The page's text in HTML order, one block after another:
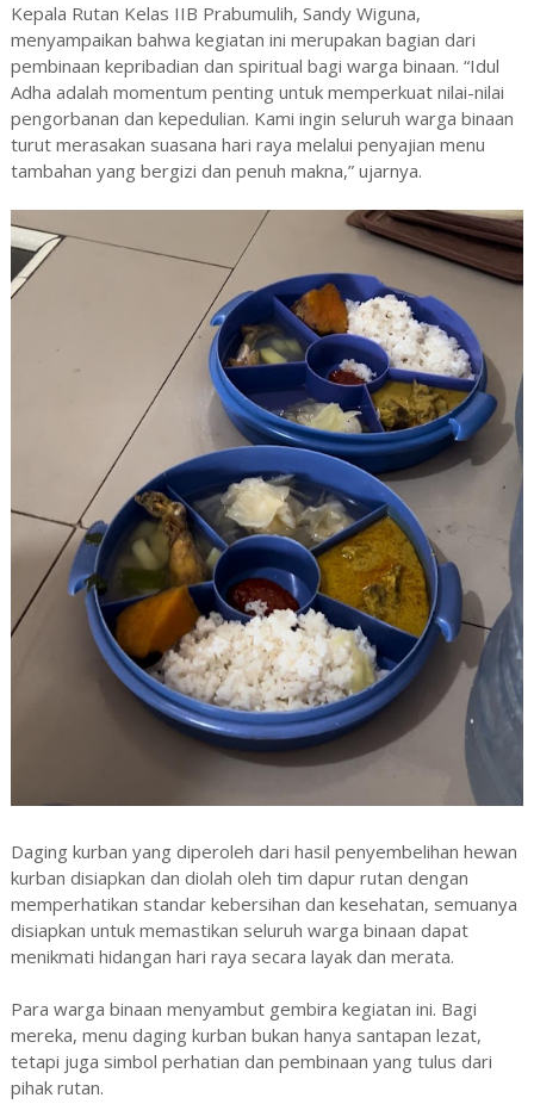
Kepala Rutan Kelas IIB Prabumulih, Sandy Wiguna,
menyampaikan bahwa kegiatan ini merupakan bagian dari
pembinaan kepribadian dan spiritual bagi warga binaan. “Idul
Adha adalah momentum penting untuk memperkuat nilai-nilai
pengorbanan dan kepedulian. Kami ingin seluruh warga binaan
turut merasakan suasana hari raya melalui penyajian menu
tambahan yang bergizi dan penuh makna,” ujarnya.
Daging kurban yang diperoleh dari hasil penyembelihan hewan
kurban disiapkan dan diolah oleh tim dapur rutan dengan
memperhatikan standar kebersihan dan kesehatan, semuanya
disiapkan untuk memastikan seluruh warga binaan dapat
menikmati hidangan hari raya secara layak dan merata.
Para warga binaan menyambut gembira kegiatan ini. Bagi
mereka, menu daging kurban bukan hanya santapan lezat,
tetapi juga simbol perhatian dan pembinaan yang tulus dari
pihak rutan.